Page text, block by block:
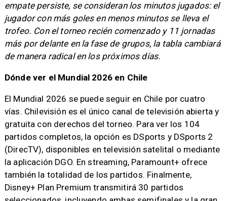
empate persiste, se consideran los minutos jugados: el
jugador con más goles en menos minutos se lleva el
trofeo. Con el torneo recién comenzado y 11 jornadas
más por delante en la fase de grupos, la tabla cambiará
de manera radical en los próximos días.
Dónde ver el Mundial 2026 en Chile
El Mundial 2026 se puede seguir en Chile por cuatro
vías. Chilevisión es el único canal de televisión abierta y
gratuita con derechos del torneo. Para ver los 104
partidos completos, la opción es DSports y DSports 2
(DirecTV), disponibles en televisión satelital o mediante
la aplicación DGO. En streaming, Paramount+ ofrece
también la totalidad de los partidos. Finalmente,
Disney+ Plan Premium transmitirá 30 partidos